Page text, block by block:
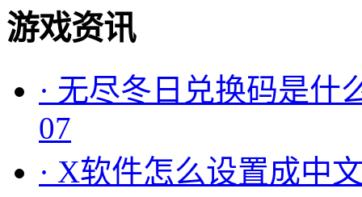
游戏资讯
· 无尽冬日兑换码是什
07
· X软件怎么设置成中